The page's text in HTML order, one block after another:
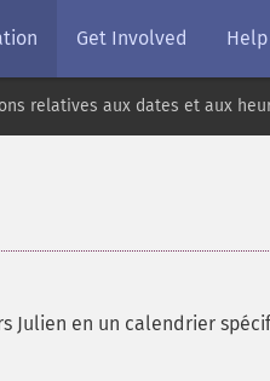
Get Involved Help
relatives aux dates et aux
Julien en un calendrier